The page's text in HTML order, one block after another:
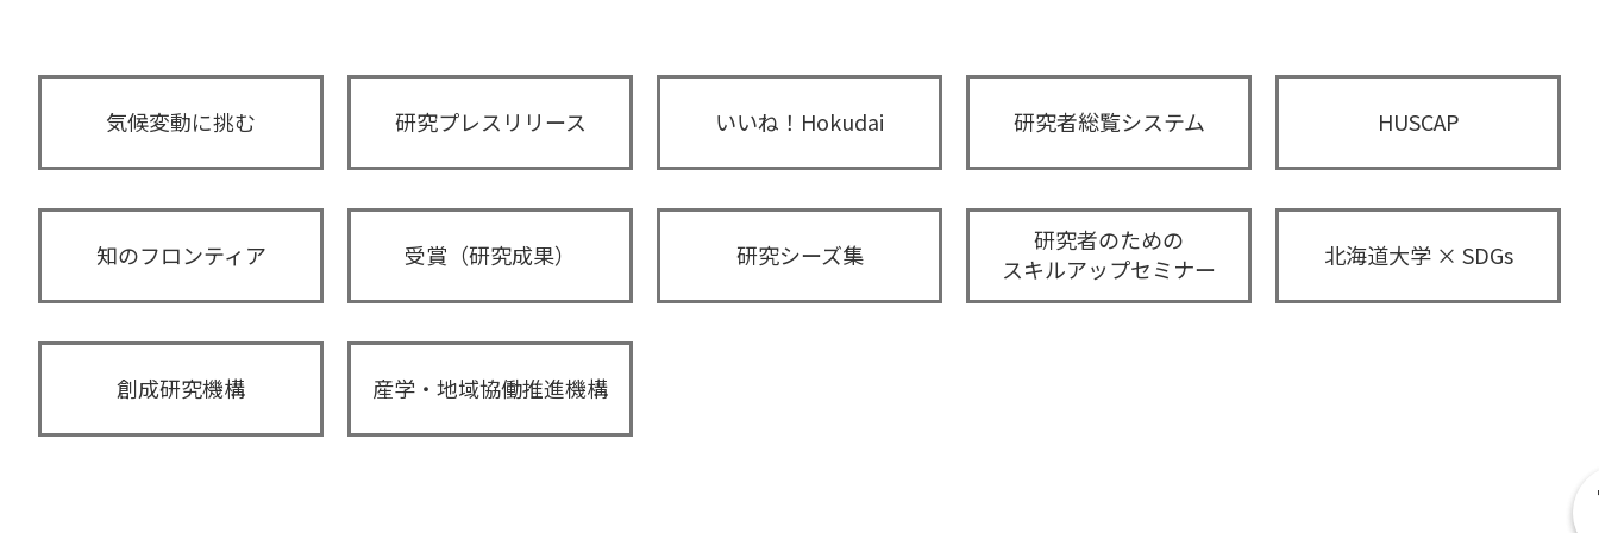
気候変動に挑む 研究プレスリリース いいね！Hokudai 研究者総覧システム HUSCAP
知のフロンティア 受賞（研究成果） 研究シーズ集
研究者のための
スキルアップセミナー
北海道大学 × SDGs
創成研究機構 産学・地域協働推進機構